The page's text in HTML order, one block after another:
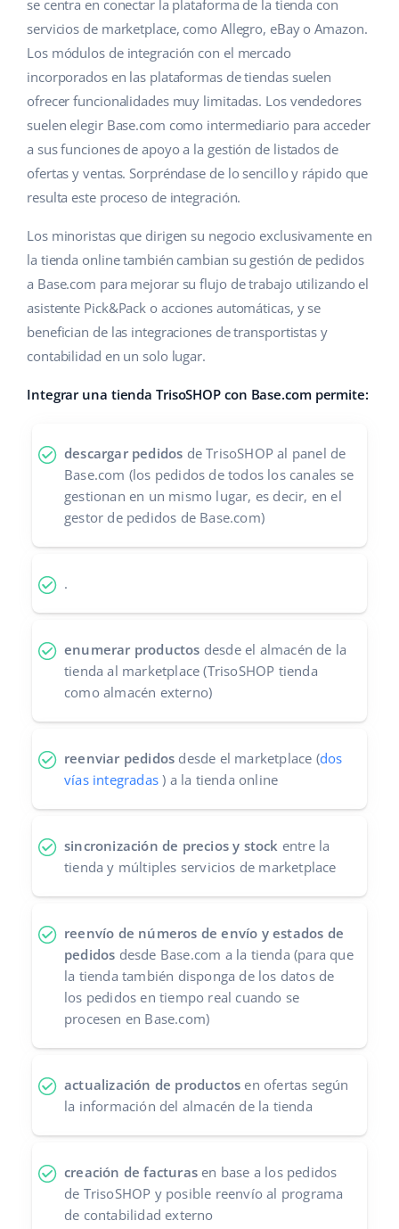
Gestión de envíos
Automatizaciones
Base Connect
IA para e-commerce
Productos infantiles
Electrónica
Piezas de automóviles
Supermercado
Moda
Ayuda
Base Academy
Blog
Servicios
Implementación de sistemas
Auditoría de cuentas
Otros
Calculadora de beneficios
Cooperación y socios
english (GB)
english (IN)
čeština
deutsch
español (AR)
español (MX)
português (BR)
română
中文
se centra en conectar la plataforma de la tienda con
servicios de marketplace, como Allegro, eBay o Amazon.
Los módulos de integración con el mercado
incorporados en las plataformas de tiendas suelen
ofrecer funcionalidades muy limitadas. Los vendedores
suelen elegir Base.com como intermediario para acceder
a sus funciones de apoyo a la gestión de listados de
ofertas y ventas. Sorpréndase de lo sencillo y rápido que
resulta este proceso de integración.
Los minoristas que dirigen su negocio exclusivamente en
la tienda online también cambian su gestión de pedidos
a Base.com para mejorar su flujo de trabajo utilizando el
asistente Pick&Pack o acciones automáticas, y se
benefician de las integraciones de transportistas y
contabilidad en un solo lugar.
Integrar una tienda TrisoSHOP con Base.com permite:
descargar pedidos de TrisoSHOP al panel de
Base.com (los pedidos de todos los canales se
gestionan en un mismo lugar, es decir, en el
gestor de pedidos de Base.com)
.
enumerar productos desde el almacén de la
tienda al marketplace (TrisoSHOP tienda
como almacén externo)
reenviar pedidos desde el marketplace (dos
vías integradas ) a la tienda online
sincronización de precios y stock entre la
tienda y múltiples servicios de marketplace
reenvío de números de envío y estados de
pedidos desde Base.com a la tienda (para que
la tienda también disponga de los datos de
los pedidos en tiempo real cuando se
procesen en Base.com)
actualización de productos en ofertas según
la información del almacén de la tienda
creación de facturas en base a los pedidos
de TrisoSHOP y posible reenvío al programa
de contabilidad externo